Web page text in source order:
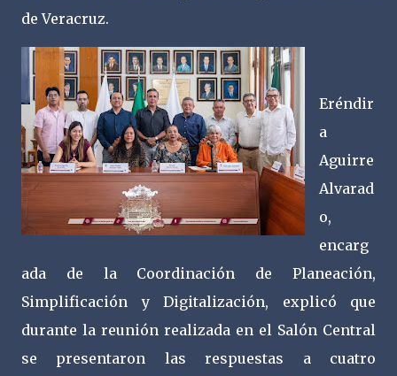
de Veracruz.
Eréndir
a
Aguirre
Alvarad
o,
encarg
ada de la Coordinación de Planeación,
Simplificación y Digitalización, explicó que
durante la reunión realizada en el Salón Central
se presentaron las respuestas a cuatro